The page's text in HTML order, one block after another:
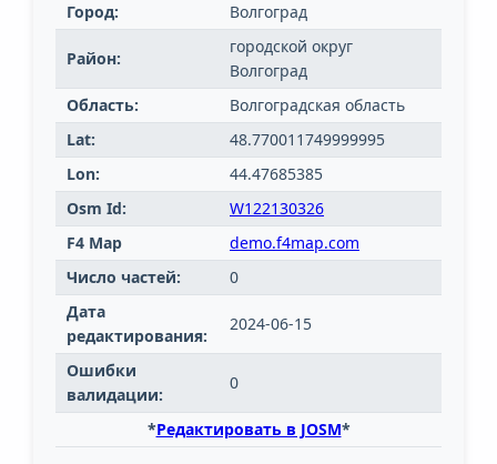
Город:
Волгоград
Район:
городской округ
Волгоград
Область:
Волгоградская область
Lat:
48.770011749999995
Lon:
44.47685385
Osm Id:
W122130326
F4 Map
demo.f4map.com
Число частей:
0
Дата
редактирования:
2024-06-15
Ошибки
валидации:
0
*Редактировать в JOSM*